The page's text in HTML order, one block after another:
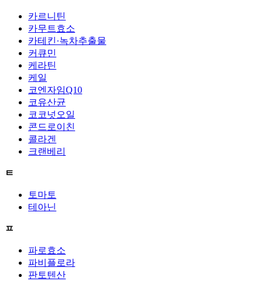
카르니틴
카무트효소
카테킨·녹차추출물
커큐민
케라틴
케일
코엔자임Q10
코유산균
코코넛오일
콘드로이친
콜라겐
크랜베리
ㅌ
토마토
테아닌
ㅍ
파로효소
파비플로라
판토텐산